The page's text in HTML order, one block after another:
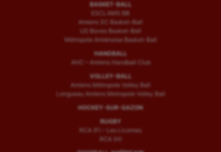
BASKET-BALL
ESCLAMS BB
Amiens SC Basket-Ball
US Boves Basket-Ball
Métropole Amiénoise Basket-Ball
HANDBALL
AHC – Amiens Handball Club
VOLLEY-BALL
Amiens Métropole Volley Ball
Longueau Amiens Metropole Volley Ball
HOCKEY-SUR-GAZON
RUGBY
RCA (F) – Les Licornes
RCA (H)